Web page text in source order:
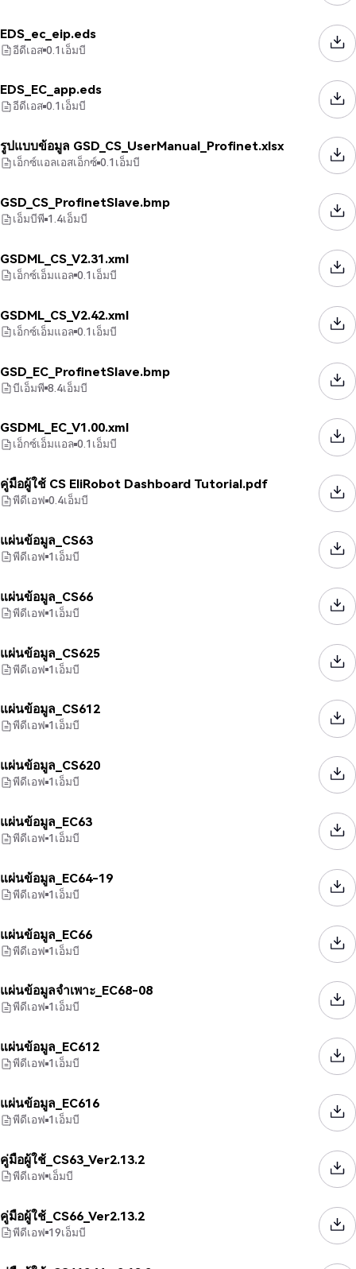
EDS_ec_eip.eds
อีดีเอส 0.1เอ็มบี
EDS_EC_app.eds
อีดีเอส 0.1เอ็มบี
รูปแบบข้อมูล GSD_CS_UserManual_Profinet.xlsx
เอ็กซ์แอลเอสเอ็กซ์ 0.1เอ็มบี
GSD_CS_ProfinetSlave.bmp
เอ็มบีพี 1.4เอ็มบี
GSDML_CS_V2.31.xml
เอ็กซ์เอ็มแอล 0.1เอ็มบี
GSDML_CS_V2.42.xml
เอ็กซ์เอ็มแอล 0.1เอ็มบี
GSD_EC_ProfinetSlave.bmp
บีเอ็มพี 8.4เอ็มบี
GSDML_EC_V1.00.xml
เอ็กซ์เอ็มแอล 0.1เอ็มบี
คู่มือผู้ใช้ CS EliRobot Dashboard Tutorial.pdf
พีดีเอฟ 0.4เอ็มบี
แผ่นข้อมูล_CS63
พีดีเอฟ 1เอ็มบี
แผ่นข้อมูล_CS66
พีดีเอฟ 1เอ็มบี
แผ่นข้อมูล_CS625
พีดีเอฟ 1เอ็มบี
แผ่นข้อมูล_CS612
พีดีเอฟ 1เอ็มบี
แผ่นข้อมูล_CS620
พีดีเอฟ 1เอ็มบี
แผ่นข้อมูล_EC63
พีดีเอฟ 1เอ็มบี
แผ่นข้อมูล_EC64-19
พีดีเอฟ 1เอ็มบี
แผ่นข้อมูล_EC66
พีดีเอฟ 1เอ็มบี
แผ่นข้อมูลจำเพาะ_EC68-08
พีดีเอฟ 1เอ็มบี
แผ่นข้อมูล_EC612
พีดีเอฟ 1เอ็มบี
แผ่นข้อมูล_EC616
พีดีเอฟ 1เอ็มบี
คู่มือผู้ใช้_CS63_Ver2.13.2
พีดีเอฟ เอ็มบี
คู่มือผู้ใช้_CS66_Ver2.13.2
พีดีเอฟ 19เอ็มบี